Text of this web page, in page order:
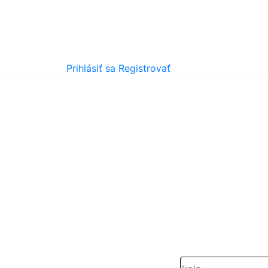
Prihlásiť sa Registrovať